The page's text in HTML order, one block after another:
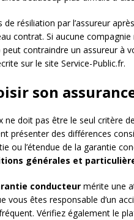
de résiliation par l’assureur
contrat. Si aucune compagnie
peut contraindre un assureur à
sur le site Service-Public.fr.
son
ne doit pas être le seul critère
présenter des différences
ou l’étendue de la garantie
générales et
conducteur mérite une
vous êtes responsable d’un
Vérifiez également le